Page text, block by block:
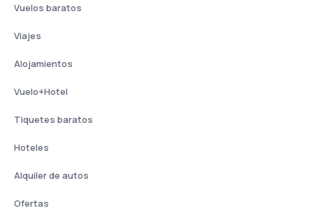
Vuelos baratos
Viajes
Alojamientos
Vuelo+Hotel
Tiquetes baratos
Hoteles
Alquiler de autos
Ofertas